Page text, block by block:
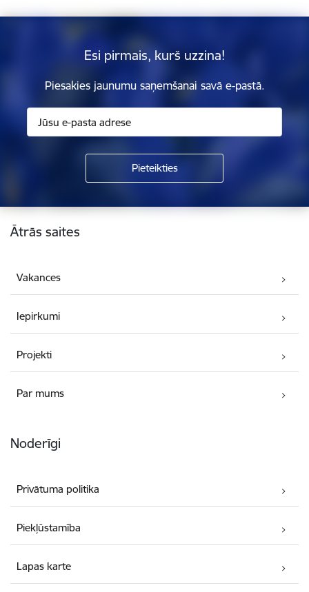
Esi pirmais, kurš uzzina!
Piesakies jaunumu saņemšanai savā e-pastā.
Kājene
Ātrās saites
Vakances
Iepirkumi
Projekti
Par mums
Noderīgi
Privātuma politika
Piekļūstamība
Lapas karte